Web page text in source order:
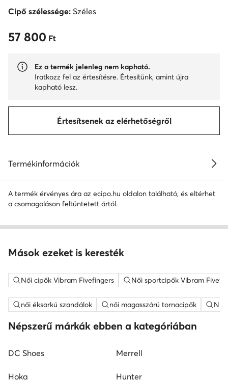
Cipő szélessége: Széles
57 800 Ft
57 800 Ft
Ez a termék jelenleg nem kapható.
Iratkozz fel az értesítésre. Értesítünk, amint újra
kapható lesz.
Értesítsenek az elérhetőségről
Termékinformációk
A termék érvényes ára az ecipo.hu oldalon található, és eltérhet
a csomagoláson feltüntetett ártól.
Mások ezeket is keresték
Női cipők Vibram Fivefingers Női sportcipők Vibram
női éksarkú szandálok női magasszárú tornacipők
Népszerű márkák ebben a kategóriában
DC Shoes Merrell
Hoka Hunter